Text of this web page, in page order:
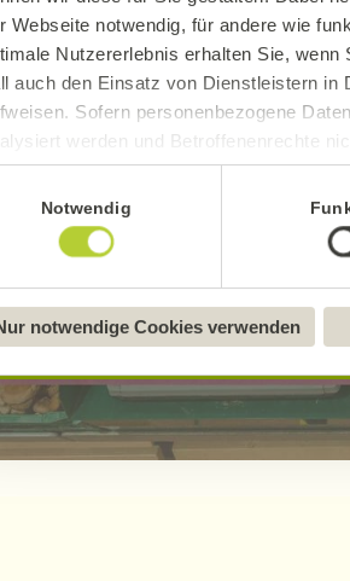
Webseite notwendig, für andere wie
Nutzererlebnis erhalten Sie,
auch den Einsatz von Dienstleistern
Sofern personenbezogene
werden und Betroffenenrechte
und -übermittlung
über uns erfahren Sie in unserem
Notwendig
notwendige Cookies verwenden